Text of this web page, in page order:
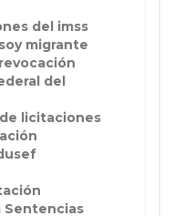
del imss
soy migrante
del
licitaciones
Sentencias